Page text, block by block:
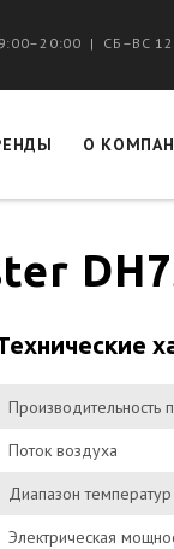
| СБ–ВС
О
Производительность
Поток воздуха
Диапазон температур
Электрическая